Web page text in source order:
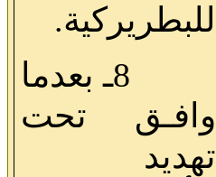
للبطريركية.
8ـ بعدما
وافـق تحت
تهديد